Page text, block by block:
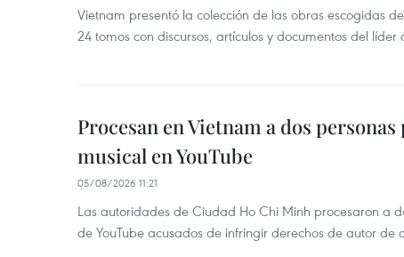
Vietnam presentó la colección de las obras escogidas
24 tomos con discursos, artículos y documentos del líder
Procesan en Vietnam a dos
musical en YouTube
05/08/2026 11:21
Las autoridades de Ciudad Ho Chi Minh procesaron a
de YouTube acusados de infringir derechos de autor de